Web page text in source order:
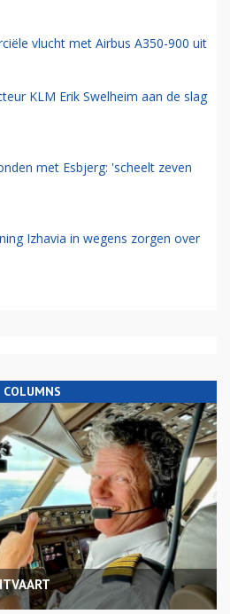
vlucht met Airbus A350-900 uit
KLM Erik Swelheim aan de slag
met Esbjerg: 'scheelt zeven
Izhavia in wegens zorgen over
COLUMNS